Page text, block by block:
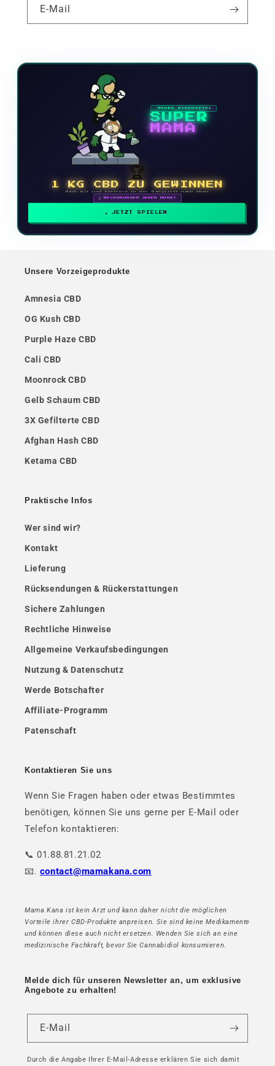
E-Mail
NEUES VIDEOSPIEL
SUPER
MAMA
🏆
1 KG CBD ZU GEWINNEN
Mach mit und klettere in der Rangliste nach oben
🗓 BELOHNUNGEN JEDEN MONAT
JETZT SPIELEN
Unsere Vorzeigeprodukte
Amnesia CBD
OG Kush CBD
Purple Haze CBD
Cali CBD
Moonrock CBD
Gelb Schaum CBD
3X Gefilterte CBD
Afghan Hash CBD
Ketama CBD
Praktische Infos
Wer sind wir?
Kontakt
Lieferung
Rücksendungen & Rückerstattungen
Sichere Zahlungen
Rechtliche Hinweise
Allgemeine Verkaufsbedingungen
Nutzung & Datenschutz
Werde Botschafter
Affiliate-Programm
Patenschaft
Kontaktieren Sie uns
Wenn Sie Fragen haben oder etwas Bestimmtes
benötigen, können Sie uns gerne per E-Mail oder
Telefon kontaktieren:
📞 01.88.81.21.02
📧. contact@mamakana.com
Mama Kana ist kein Arzt und kann daher nicht die möglichen
Vorteile ihrer CBD-Produkte anpreisen. Sie sind keine Medikamente
und können diese auch nicht ersetzen. Wenden Sie sich an eine
medizinische Fachkraft, bevor Sie Cannabidiol konsumieren.
Melde dich für unseren Newsletter an, um exklusive
Angebote zu erhalten!
E-Mail
Durch die Angabe Ihrer E-Mail-Adresse erklären Sie sich damit